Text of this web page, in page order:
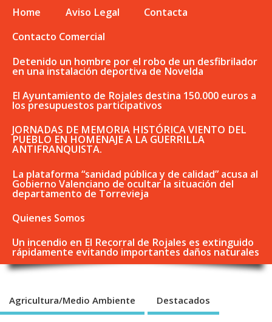
Home Aviso Legal
Contacta
Contacto Comercial
Detenido un hombre por el robo de un desfibrilador
en una instalación deportiva de Novelda
El Ayuntamiento de Rojales destina 150.000 euros a
los presupuestos participativos
JORNADAS DE MEMORIA HISTÓRICA VIENTO DEL
PUEBLO EN HOMENAJE A LA GUERRILLA
ANTIFRANQUISTA.
La plataforma “sanidad pública y de calidad” acusa al
Gobierno Valenciano de ocultar la situación del
departamento de Torrevieja
Quienes Somos
Un incendio en El Recorral de Rojales es extinguido
rápidamente evitando importantes daños naturales
Agricultura/Medio Ambiente Destacados